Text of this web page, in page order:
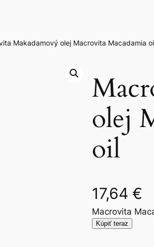
Makadamový olej Macrovita Macadamia
olej
oil
17,64 €
Macrovita
Kúpiť teraz